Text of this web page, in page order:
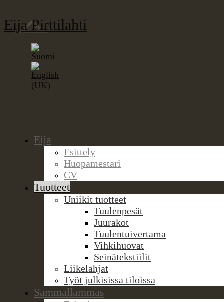
Eija Pirttilahti
Eija
Esittely
Huopamestari
CV
Tuotteet
Uniikit tuotteet
Tuulenpesät
Juurakot
Tuulentuivertama
Vihkihuovat
Seinätekstiilit
Liikelahjat
Työt julkisissa tiloissa
Sammallammas